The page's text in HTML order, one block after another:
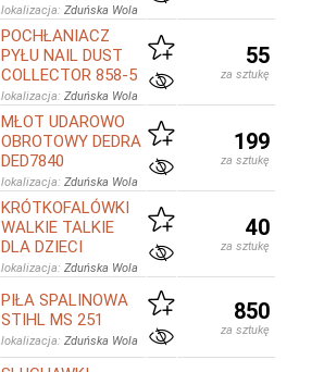
lokalizacja: Zduńska Wola
POCHŁANIACZ
PYŁU NAIL DUST
COLLECTOR 858-5
lokalizacja: Zduńska Wola
55
za sztukę
MŁOT UDAROWO
OBROTOWY DEDRA
DED7840
lokalizacja: Zduńska Wola
199
za sztukę
KRÓTKOFALÓWKI
WALKIE TALKIE
DLA DZIECI
lokalizacja: Zduńska Wola
40
za sztukę
PIŁA SPALINOWA
STIHL MS 251
lokalizacja: Zduńska Wola
850
za sztukę